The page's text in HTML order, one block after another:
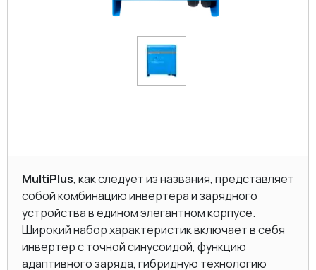
MultiPlus, как следует из названия, представляет
собой комбинацию инвертера и зарядного
устройства в едином элегантном корпусе.
Широкий набор характеристик включает в себя
инвертер с точной синусоидой, функцию
адаптивного заряда, гибридную технологию